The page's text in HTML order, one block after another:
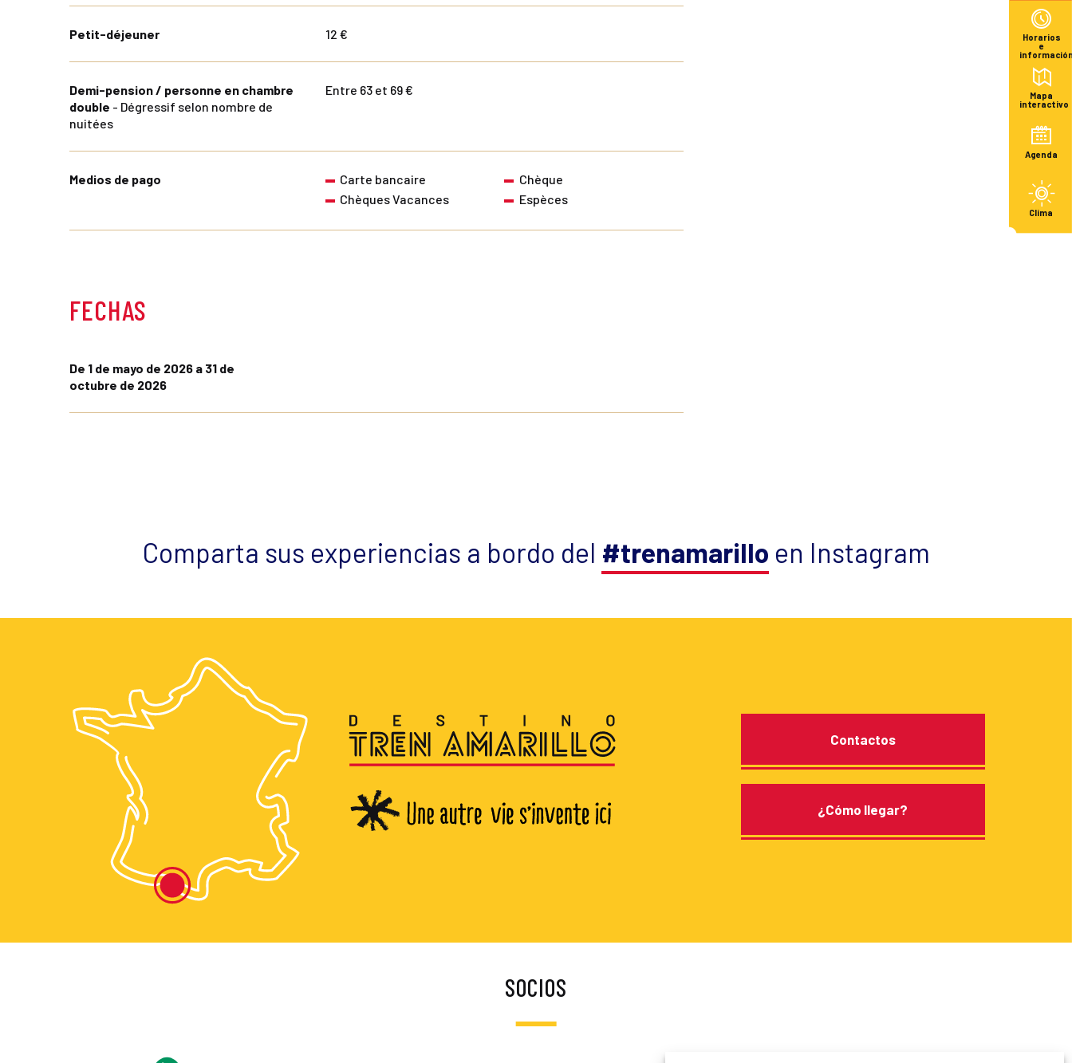
Horarios
e
Mapa
interactivo
Agenda
Clima
Petit-déjeuner 12 €
Demi-pension / personne en chambre
double - Dégressif selon nombre de
nuitées
Entre 63 et 69 €
Medios de pago Carte bancaire
Chèque
Chèques Vacances
Espèces
FECHAS
De 1 de mayo de 2026 a 31 de
octubre de 2026
Comparta sus experiencias a bordo del #trenamarillo en Instagram
Contactos
¿Cómo llegar?
SOCIOS